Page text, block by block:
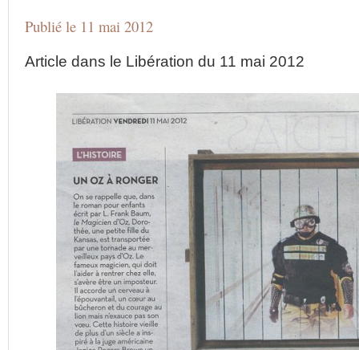
Publié le 11 mai 2012
Article dans le Libération du 11 mai 2012